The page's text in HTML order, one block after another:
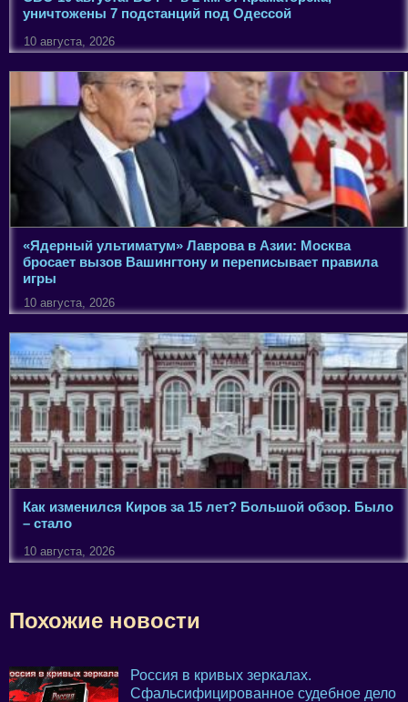
уничтожены 7 подстанций под Одессой
10 августа, 2026
«Ядерный ультиматум» Лаврова в Азии: Москва
бросает вызов Вашингтону и переписывает правила
игры
10 августа, 2026
Как изменился Киров за 15 лет? Большой обзор. Было
– стало
10 августа, 2026
Похожие новости
Россия в кривых зеркалах.
Сфальсифицированное судебное дело